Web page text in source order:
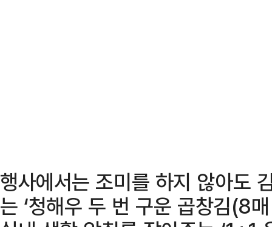
행사에서는 조미를 하지 않아도
는 ‘청해우 두 번 구운 곱창김(8